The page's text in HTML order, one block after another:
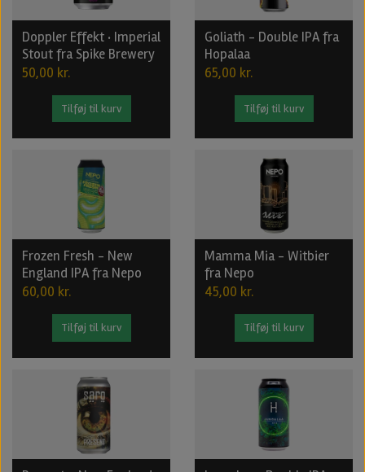
Doppler Effekt · Imperial
Stout fra Spike Brewery
50,00 kr.
Tilføj til kurv
Goliath - Double IPA fra
Hopalaa
65,00 kr.
Tilføj til kurv
Frozen Fresh - New
England IPA fra Nepo
60,00 kr.
Tilføj til kurv
Mamma Mia - Witbier
fra Nepo
45,00 kr.
Tilføj til kurv